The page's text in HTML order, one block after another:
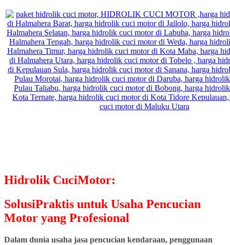
Hidrolik CuciMotor:
SolusiPraktis untuk Usaha Pencucian
Motor yang Profesional
Dalam dunia usaha jasa pencucian kendaraan, penggunaan